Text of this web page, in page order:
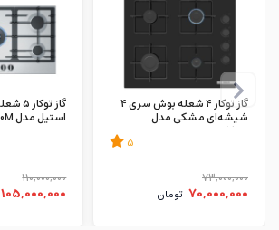
گاز توکار ۴ شعله بوش سری 4
شیشه‌ای مشکی مدل
POP6C6P30M
5
73,000,000
70,000,000 تومان
استیل مدل PCR9A5B90M
110,000,000
105,000,000